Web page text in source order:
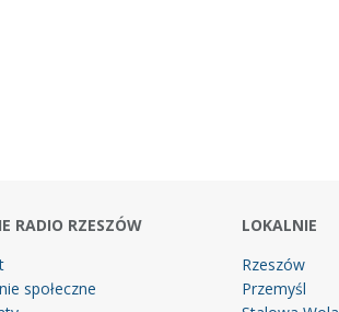
RADIO RZESZÓW
społeczne
LOKALNIE
Rzeszów
Przemyśl